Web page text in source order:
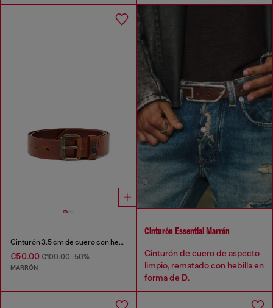
Cinturón 3.5 cm de cuero con hebilla metálica de marca
€50.00 €100.00-50%
MARRÓN
Cinturón Essential Marrón
Cinturón de cuero de aspecto
limpio, rematado con hebilla en
forma de D.